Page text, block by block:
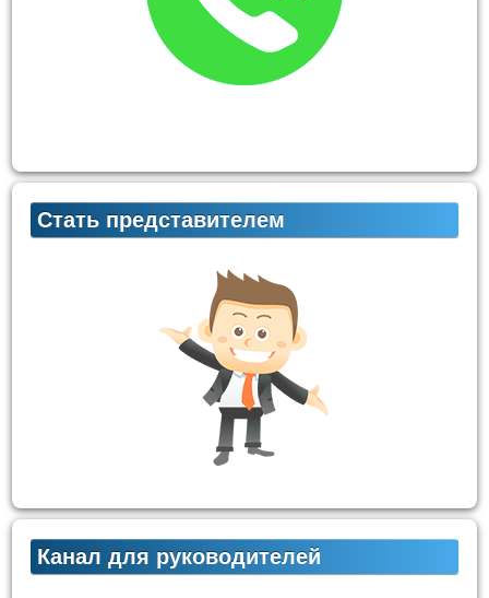
Стать представителем
Канал для руководителей